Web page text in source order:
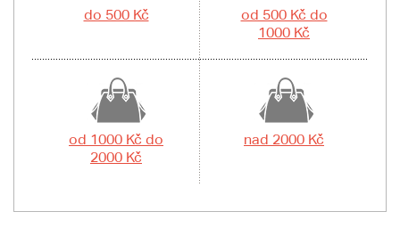
do 500 Kč
od 500 Kč do
1000 Kč
od 1000 Kč do
2000 Kč
nad 2000 Kč